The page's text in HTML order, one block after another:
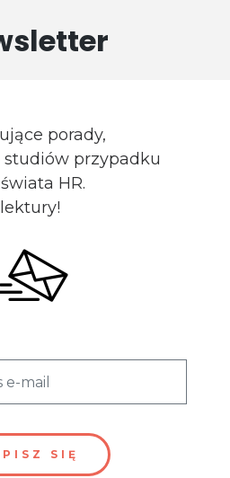
porady,
przypadku
HR.